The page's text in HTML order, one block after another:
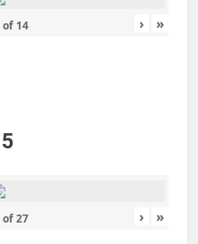
of 14 › »
of27 › »